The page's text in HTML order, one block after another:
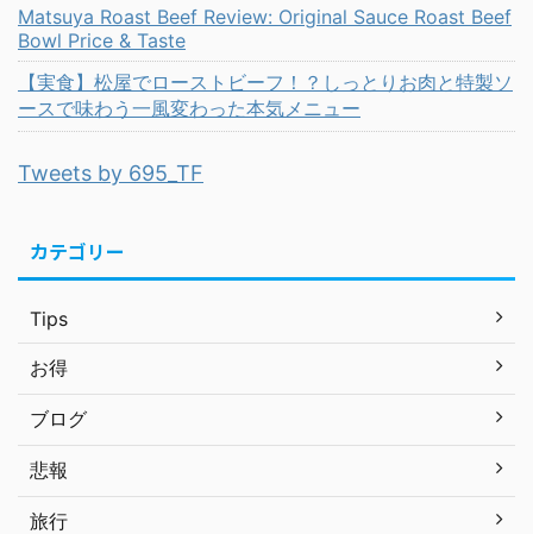
Matsuya Roast Beef Review: Original Sauce Roast Beef
Bowl Price & Taste
【実食】松屋でローストビーフ！？しっとりお肉と特製ソ
ースで味わう一風変わった本気メニュー
Tweets by 695_TF
カテゴリー
Tips
お得
ブログ
悲報
旅行